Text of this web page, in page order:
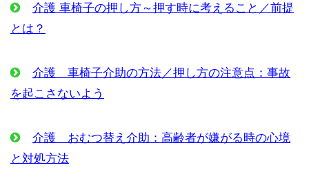
介護 車椅子の押し方～押す時に考えること／前提
とは？
介護 車椅子介助の方法／押し方の注意点：事故
を起こさないよう
介護 おむつ替え介助：高齢者が嫌がる時の心境
と対処方法